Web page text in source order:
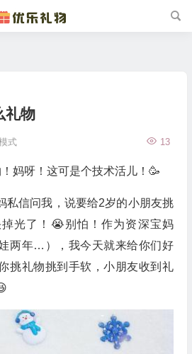
礼物
13
式
妈呀！这可是个技术活儿！🥳
私信问我，说要给2岁的小朋友挑
光了！😭别怕！作为资深宝妈
两年…），我今天就来给你们好
挑礼物挑到手软，小朋友收到礼